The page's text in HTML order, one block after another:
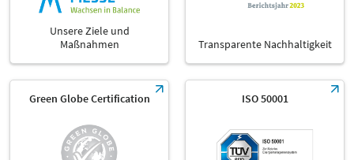
Unsere Ziele und
Maßnahmen
Transparente Nachhaltigkeit
Green Globe Certification ISO 50001